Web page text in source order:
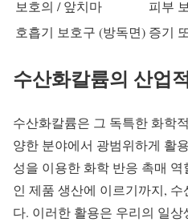
보호의 / 앞치마
피부
호흡기 보호구 (방독면) 증기
수산화칼륨의 산업
수산화칼륨은 그 독특한 화학
양한 분야에서 광범위하게 활
성을 이용한 화학 반응 촉매
인 제품 생산에 이르기까지,
다. 이러한 활용은 우리의 일